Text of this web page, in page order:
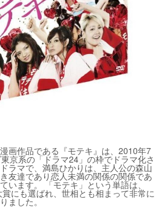
画作品である『モテキ』は、2010年7
京系の「ドラマ24」の枠でドラマ化さ
ラマで、満島ひかりは、主人公の森山
友達であり恋人未満の関係の関係であ
います。 「モテキ」という単語は、
にも選ばれ、世相とも相まって非常に
ました。